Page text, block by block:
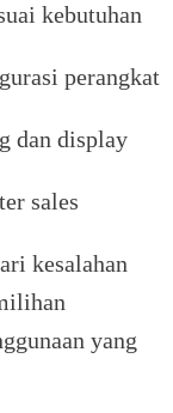
kebutuhan
perangkat
dan display
sales
kesalahan
yang